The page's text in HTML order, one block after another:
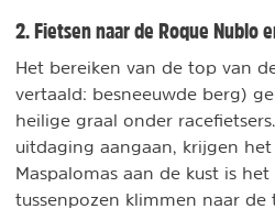
2. Fietsen naar de Roque Nublo
Het bereiken van de top van
vertaald: besneeuwde berg)
heilige graal onder
uitdaging aangaan, krijgen
Maspalomas aan de kust is
tussenpozen klimmen naar de